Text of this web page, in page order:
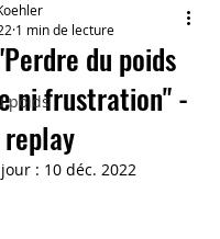
poids
du poids
ni frustration" -
1 min de lecture
: 10 déc. 2022